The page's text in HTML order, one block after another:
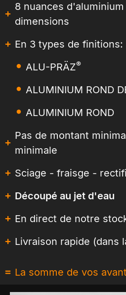
8 nuances
dimensions
En 3 types de finitions:
ALU-PRÄZ®
ALUMINIUM ROND
ALUMINIUM ROND
Pas de montant
minimale
Sciage - fraisge -
Découpé au jet d'eau
En direct de notre
Livraison rapide (dans
La somme de vos